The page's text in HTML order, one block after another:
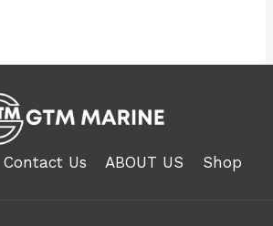
Contact Us ABOUT US Shop